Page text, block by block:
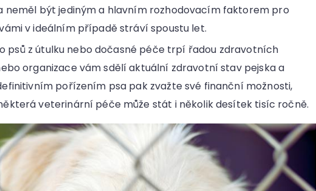
neměl být jediným a hlavním rozhodovacím faktorem pro
v ideálním případě stráví spoustu let.
psů z útulku nebo dočasné péče trpí řadou zdravotních
organizace vám sdělí aktuální zdravotní stav pejska a
pořízením psa pak zvažte své finanční možnosti,
veterinární péče může stát i několik desítek tisíc ročně.